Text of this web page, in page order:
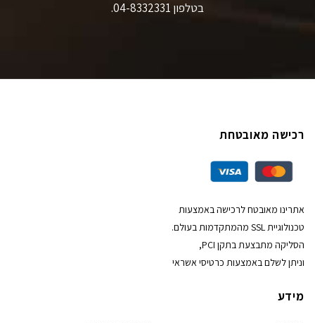
בטלפון 04-8332331.
רכישה מאובטחת
אתרינו מאובטח לרכישה באמצעות
טכנולוגיית SSL מהמתקדמות בעולם.
הסליקה מתבצעת בתקן PCI,
וניתן לשלם באמצעות כרטיסי אשראי
מידע